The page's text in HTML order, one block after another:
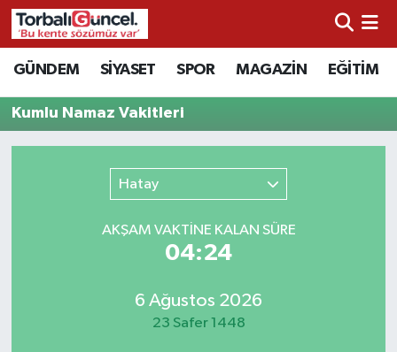
GÜNDEM SİYASET SPOR MAGAZİN EĞİTİM
Kumlu Namaz Vakitleri
Hatay
AKŞAM VAKTİNE KALAN SÜRE
04:24
6 Ağustos 2026
23 Safer 1448
İzmir Nöbetçi Eczaneler
İzmir Hava Durumu
İzmir Trafik Yoğunluk Haritası
Süper Lig Puan Durumu ve Fikstür
Tüm Manşetler